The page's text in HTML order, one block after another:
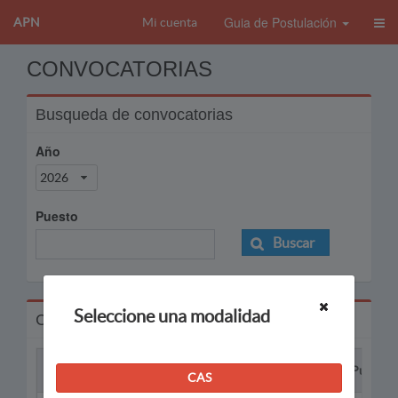
APN Mi cuenta Guia de Postulación
CONVOCATORIAS
Busqueda de convocatorias
Año
2026
Puesto
Buscar
Convocatorias
Puesto
Seleccione una modalidad
CAS